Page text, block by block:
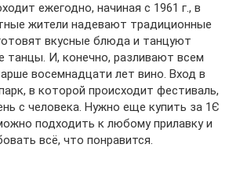
ежегодно, начиная с 1961 г., в
жители надевают традиционные
вкусные блюда и танцуют
танцы. И, конечно, разливают всем
восемнадцати лет вино. Вход в
в которой происходит фестиваль,
с человека. Нужно еще купить за 1Є
подходить к любому прилавку и
всё, что понравится.